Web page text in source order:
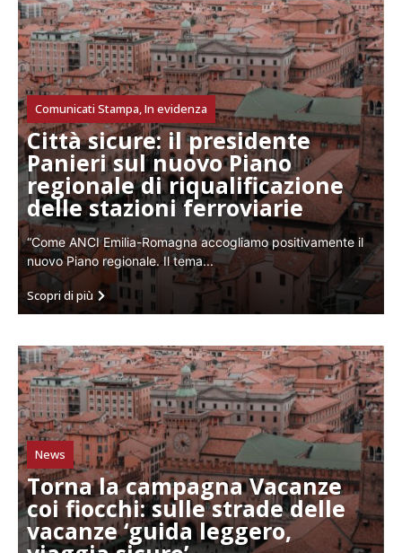
Comunicati Stampa,In evidenza
Città sicure: il presidente
Panieri sul nuovo Piano
regionale di riqualificazione
delle stazioni ferroviarie
“Come ANCI Emilia-Romagna accogliamo positivamente il
nuovo Piano regionale. Il tema...
Scopri di più
News
Torna la campagna Vacanze
coi fiocchi: sulle strade delle
vacanze ‘guida leggero,